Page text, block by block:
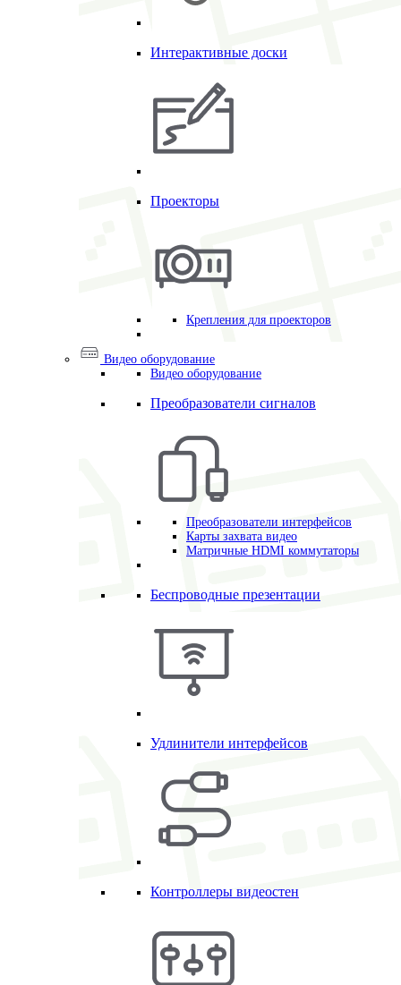
Интерактивные доски
Проекторы
Крепления для проекторов
Видео оборудование
Видео оборудование
Преобразователи сигналов
Преобразователи интерфейсов
Карты захвата видео
Матричные HDMI коммутаторы
Беспроводные презентации
Удлинители интерфейсов
Контроллеры видеостен